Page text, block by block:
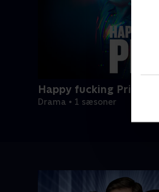
Happy fucking Pride
Drama • 1 sæsoner